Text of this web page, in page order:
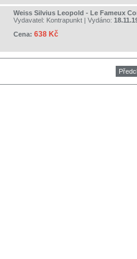
Weiss Silvius Leopold - Le Fameux
Vydavatel: Kontrapunkt | Vydáno:
Cena: 638 Kč